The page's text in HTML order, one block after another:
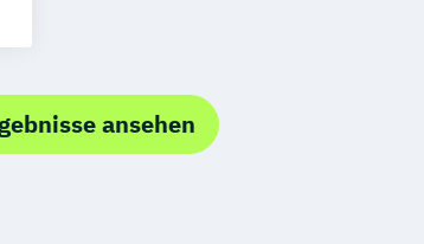
ansehen